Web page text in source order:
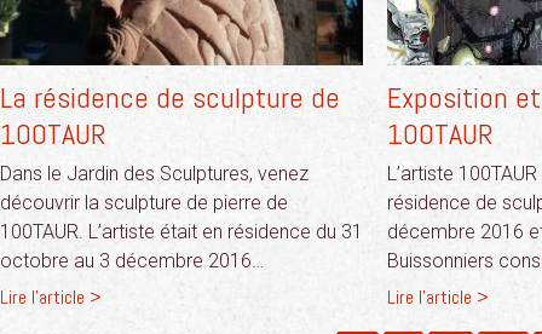
La résidence de sculpture de
100TAUR
Dans le Jardin des Sculptures, venez
découvrir la sculpture de pierre de
100TAUR. L’artiste était en résidence du 31
octobre au 3 décembre 2016…
Lire l'article >
Exposition
100TAUR
L’artiste
résidence de
décembre 2016
Buissonniers
Lire l'article >